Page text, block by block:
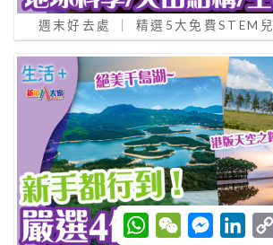
週末好去處 ｜ 精選5大免費STEM
W
h
W
e
M
e
L